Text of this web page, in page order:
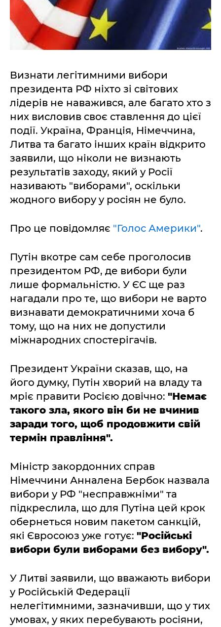
Визнати легітимними вибори
президента РФ ніхто зі світових
лідерів не наважився, але багато хто з
них висловив своє ставлення до цієї
події. Україна, Франція, Німеччина,
Литва та багато інших країн відкрито
заявили, що ніколи не визнають
результатів заходу, який у Росії
називають "виборами", оскільки
жодного вибору у росіян не було.
Про це повідомляє "Голос Америки".
Путін вкотре сам себе проголосив
президентом РФ, де вибори були
лише формальністю. У ЄС ще раз
нагадали про те, що вибори не варто
визнавати демократичними хоча б
тому, що на них не допустили
міжнародних спостерігачів.
Президент України сказав, що, на
його думку, Путін хворий на владу та
мріє правити Росією довічно: "Немає
такого зла, якого він би не вчинив
заради того, щоб продовжити свій
термін правління".
Міністр закордонних справ
Німеччини Анналена Бербок назвала
вибори у РФ "несправжніми" та
підкреслила, що для Путіна цей крок
обернеться новим пакетом санкцій,
які Євросоюз уже готує: "Російські
вибори були виборами без вибору".
У Литві заявили, що вважають вибори
у Російській Федерації
нелегітимними, зазначивши, що у тих
умовах, у яких перебувають росіяни,